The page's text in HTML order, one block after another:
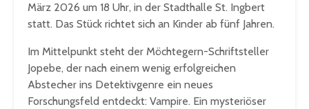
März 2026 um 18 Uhr, in der Stadthalle St. Ingbert
statt. Das Stück richtet sich an Kinder ab fünf Jahren.
Im Mittelpunkt steht der Möchtegern-Schriftsteller
Jopebe, der nach einem wenig erfolgreichen
Abstecher ins Detektivgenre ein neues
Forschungsfeld entdeckt: Vampire. Ein mysteriöser